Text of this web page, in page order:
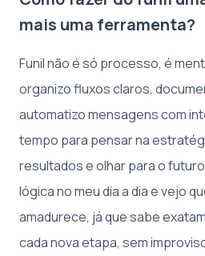
mais uma ferramenta?
Funil não é só processo, é
organizo fluxos claros,
automatizo mensagens com
tempo para pensar na
resultados e olhar para o
lógica no meu dia a dia e vejo
amadurece, já que sabe
cada nova etapa, sem